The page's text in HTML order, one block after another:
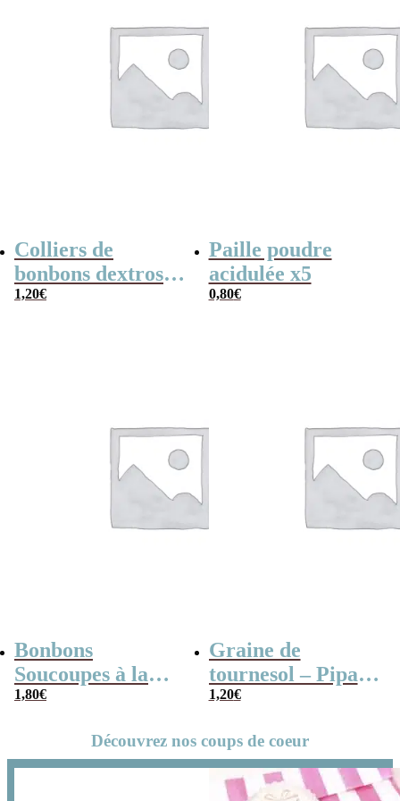
Colliers de
bonbons dextrose
x2
1,20€
Paille poudre
acidulée x5
0,80€
Bonbons
Soucoupes à la
poudre (x20)
1,80€
Graine de
tournesol – Pipas
x 3
1,20€
Découvrez nos coups de coeur